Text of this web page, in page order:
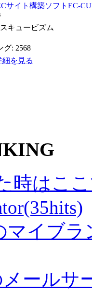
サイト構築ソフト
キュービズム
グ: 2568
細を見る
時はここ
マイブ
ールサ